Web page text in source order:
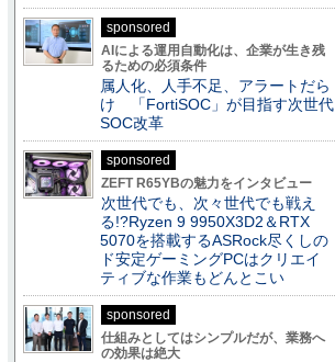
sponsored
AIによる運用自動化は、企業が生き残
るための必須条件
属人化、人手不足、アラートだら
け 「FortiSOC」が目指す次世代
SOC改革
sponsored
ZEFT R65YBの魅力をインタビュー
次世代でも、次々世代でも戦え
る!?Ryzen 9 9950X3D2＆RTX
5070を搭載するASRock尽くしの
ド安定ゲーミングPCはクリエイ
ティブな作業もどんとこい
sponsored
仕組みとしてはシンプルだが、業務へ
の効果は絶大